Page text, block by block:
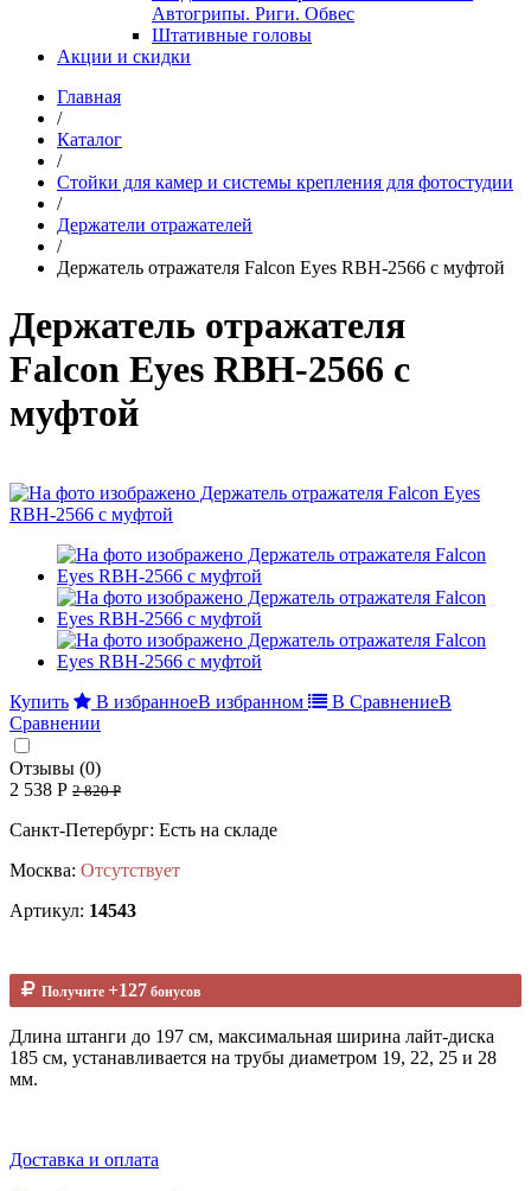
Автогрипы. Риги. Обвес
Штативные головы
Акции и скидки
Главная
/
Каталог
/
Стойки для камер и системы крепления для фотостудии
/
Держатели отражателей
/
Держатель отражателя Falcon Eyes RBH-2566 с муфтой
Держатель отражателя
Falcon Eyes RBH-2566 с
муфтой
Купить В избранноеВ избранном В СравнениеВ
Сравнении
Отзывы (0)
2 538 Р 2 820 Р
Санкт-Петербург: Есть на складе
Москва: Отсутствует
Артикул: 14543
Получите +127 бонусов
Длина штанги до 197 см, максимальная ширина лайт-диска
185 см, устанавливается на трубы диаметром 19, 22, 25 и 28
мм.
Доставка и оплата